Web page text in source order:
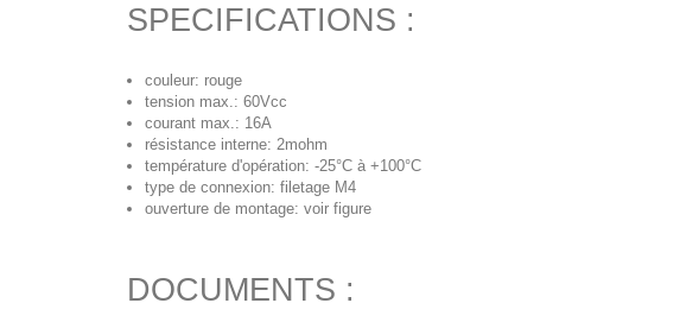
SPECIFICATIONS :
couleur: rouge
tension max.: 60Vcc
courant max.: 16A
résistance interne: 2mohm
température d'opération: -25°C à +100°C
type de connexion: filetage M4
ouverture de montage: voir figure
DOCUMENTS :